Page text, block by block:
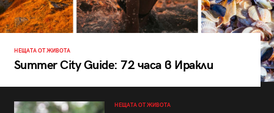
НЕЩАТА ОТ ЖИВОТА
Summer City Guide: 72 часа в Иракли
НЕЩАТА ОТ ЖИВОТА